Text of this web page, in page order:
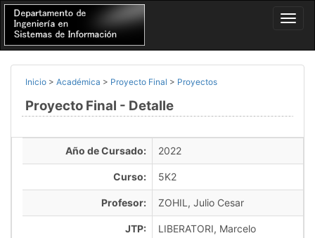
Inicio > Académica > Proyecto Final > Proyectos
Proyecto Final - Detalle
Año de Cursado: 2022
Curso: 5K2
Profesor: ZOHIL, Julio Cesar
JTP: LIBERATORI, Marcelo